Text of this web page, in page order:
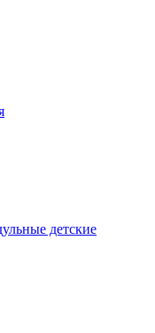
детские